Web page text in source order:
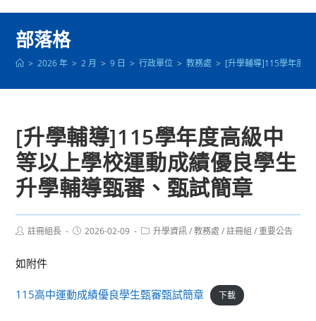
部落格
> 2026 年 > 2 月 > 9 日 > 行政單位 > 教務處 > [升學輔導]115學年度
[升學輔導]115學年度高級中
等以上學校運動成績優良學生
升學輔導甄審、甄試簡章
Post註冊組長
Post2026-02-09
Post升學資訊 / 教務處 / 註冊組 / 重要公告
如附件
115高中運動成績優良學生甄審甄試簡章 下載